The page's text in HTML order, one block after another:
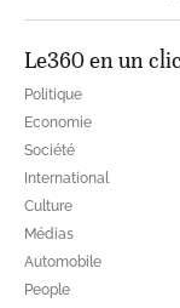
Le360 en un clic
Politique
Economie
Société
International
Culture
Médias
Automobile
People